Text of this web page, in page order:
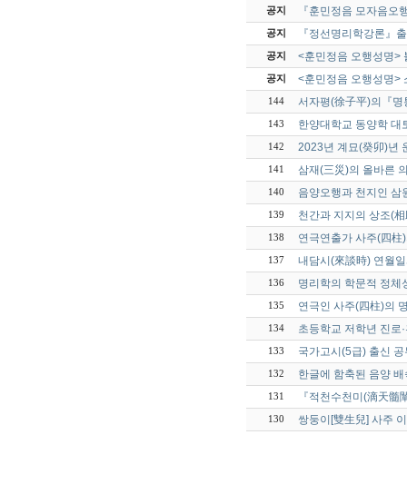
공지 『훈민정음 모자음오
공지 『정선명리학강론』
공지 <훈민정음 오행성명>
공지 <훈민정음 오행성명>
144 서자평(徐子平)의『
143 한양대학교 동양학 대
142 2023년 계묘(癸卯)년
141 삼재(三災)의 올바른
140 음양오행과 천지인 삼
139 천간과 지지의 상조(
138 연극연출가 사주(四柱
137 내담시(來談時) 연월
136 명리학의 학문적 정체
135 연극인 사주(四柱)의
134 초등학교 저학년 진로
133 국가고시(5급) 출신
132 한글에 함축된 음양
131 『적천수천미(滴天髓
130 쌍둥이[雙生兒] 사주